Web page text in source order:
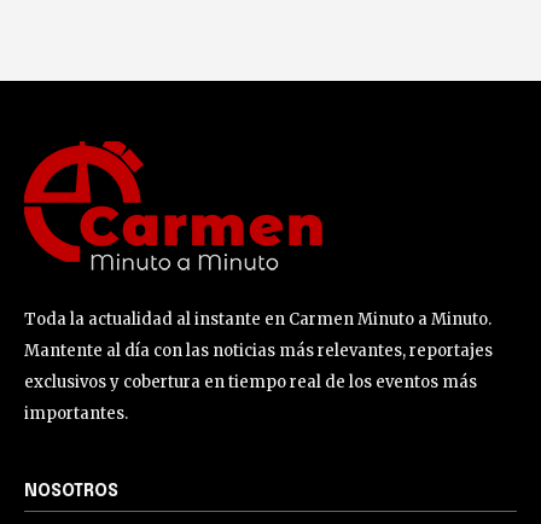
Toda la actualidad al instante en Carmen Minuto a Minuto.
Mantente al día con las noticias más relevantes, reportajes
exclusivos y cobertura en tiempo real de los eventos más
importantes.
NOSOTROS